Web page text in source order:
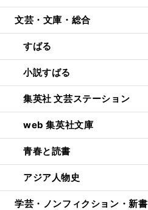
文芸・文庫・総合
すばる
小説すばる
集英社 文芸ステーション
web 集英社文庫
青春と読書
アジア人物史
学芸・ノンフィクション・新書